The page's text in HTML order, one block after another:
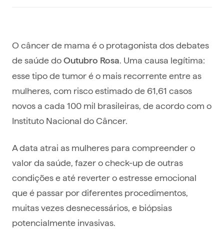
O câncer de mama é o protagonista dos debates
de saúde do Outubro Rosa. Uma causa legítima:
esse tipo de tumor é o mais recorrente entre as
mulheres, com risco estimado de 61,61 casos
novos a cada 100 mil brasileiras, de acordo com o
Instituto Nacional do Câncer.
A data atrai as mulheres para compreender o
valor da saúde, fazer o check-up de outras
condições e até reverter o estresse emocional
que é passar por diferentes procedimentos,
muitas vezes desnecessários, e biópsias
potencialmente invasivas.